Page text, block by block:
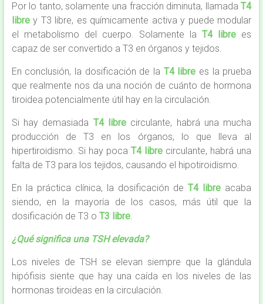
Por lo tanto, solamente una fracción diminuta, llamadaT4
librey T3 libre, es químicamente activa y puede modular
el metabolismo del cuerpo. Solamente laT4 libre es
capaz de ser convertido a T3 en órganos y tejidos.
En conclusión, la dosificación de la T4 libre es la prueba
que realmente nos da una noción de cuánto de hormona
tiroidea potencialmente útil hay en la circulación.
Si hay demasiada T4 libre circulante, habrá una mucha
producción de T3 en los órganos, lo que lleva al
hipertiroidismo. Si hay poca T4 libre circulante, habrá una
falta de T3 para los tejidos, causando el hipotiroidismo.
En la práctica clínica, la dosificación de T4 libre acaba
siendo, en la mayoría de los casos, más útil que la
dosificación de T3 o T3 libre.
¿Qué significa una TSH elevada?
Los niveles de TSH se elevan siempre que la glándula
hipófisis siente que hay una caída en los niveles de las
hormonas tiroideas en la circulación.